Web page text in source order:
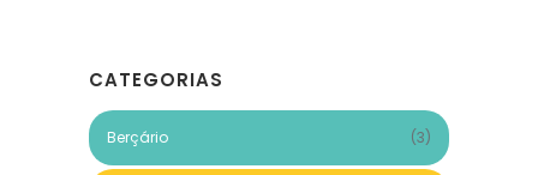
CATEGORIAS
Berçário (3)